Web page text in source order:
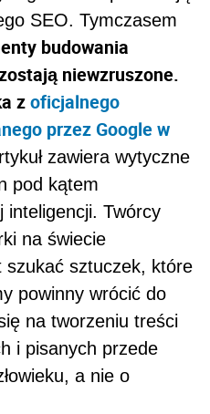
SEO. Tymczasem
budowania
niewzruszone.
zoficjalnego
przez Google w
zawiera wytyczne
pod kątem
inteligencji. Twórcy
na świecie
szukać sztuczek, które
powinny wrócić do
na tworzeniu treści
i pisanych przede
a nie o